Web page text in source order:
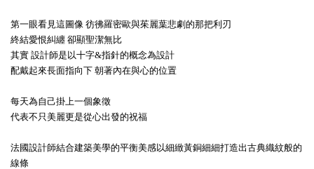
第一眼看見這圖像 彷彿羅密歐與茱麗葉悲劇的那把利刃
終結愛恨糾纏 卻顯聖潔無比
其實 設計師是以十字&指針的概念為設計
配戴起來長面指向下 朝著內在與心的位置
每天為自己掛上一個象徵
代表不只美麗更是從心出發的祝福
法國設計師結合建築美學的平衡美感以細緻黃銅細細打造出古典織紋般的
線條